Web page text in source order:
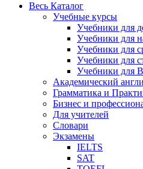
Весь Каталог
Учебные курсы
Учебники для
Учебники для
Учебники для
Учебники для
Учебники для
Академический
Грамматика и
Бизнес и
Для учителей
Словари
Экзамены
IELTS
SAT